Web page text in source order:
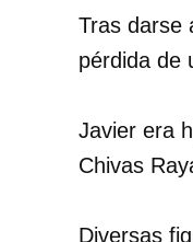
Tras darse
pérdida de
Javier era
Chivas
Diversas